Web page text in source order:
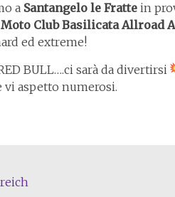
a Santangelo le Fratte in
Moto Club Basilicata Allroad
ed extreme!
BULL….ci sarà da divertirsi
aspetto numerosi.